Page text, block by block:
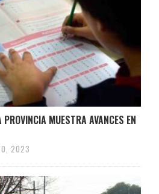
MUESTRA AVANCES EN
2023